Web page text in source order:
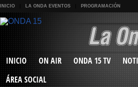
INICIO LA ONDA EVENTOS PROGRAMACIÓN
INICIO ON AIR ONDA 15 TV
ÁREA SOCIAL